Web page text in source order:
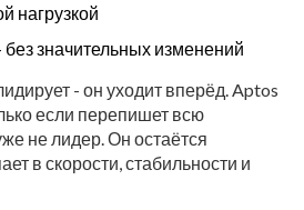
нагрузкой
без значительных изменений
- он уходит вперёд. Aptos
если перепишет всю
не лидер. Он остаётся
в скорости, стабильности и